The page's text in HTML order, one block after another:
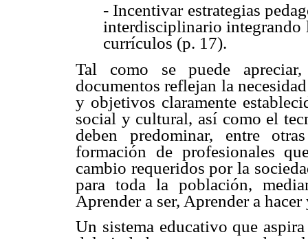
- Incentivar estrategias
interdisciplinario integrando
currículos (p. 17).
Tal como se puede
documentos reflejan la
y objetivos claramente
social y cultural, así como el
deben predominar, entre
formación de profesionales
cambio requeridos por la
para toda la población,
Aprender a ser, Aprender a
Un sistema educativo que